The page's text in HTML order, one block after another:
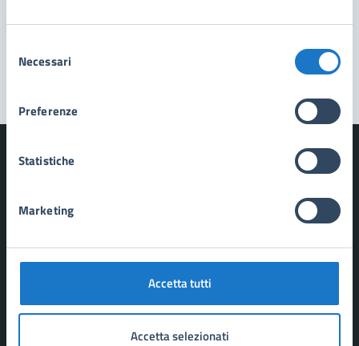
delNecessari
Preferenze
Statistiche
Marketing
Accetta tutti
Accetta selezionati
Problemi in città
Segnala disservizio
Comune di Forte dei Marmi
AMMINISTRAZIONE
Aree amministrative
Uffici